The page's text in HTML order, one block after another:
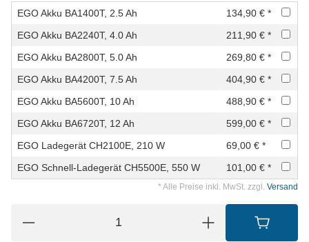
EGO Akku BA1400T, 2.5 Ah
134,90 € *
EGO Akku BA2240T, 4.0 Ah
211,90 € *
EGO Akku BA2800T, 5.0 Ah
269,80 € *
EGO Akku BA4200T, 7.5 Ah
404,90 € *
EGO Akku BA5600T, 10 Ah
488,90 € *
EGO Akku BA6720T, 12 Ah
599,00 € *
EGO Ladegerät CH2100E, 210 W
69,00 € *
EGO Schnell-Ladegerät CH5500E, 550 W
101,00 € *
* Alle Preise inkl. MwSt. zzgl. Versand